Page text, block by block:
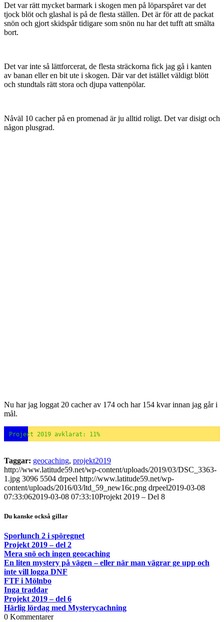
Det var rätt mycket barmark i skogen men på löparspåret var det
tjock blöt och glashal is på de flesta ställen. Det är för att de packat
snön och gjort skidspår tidigare som snön nu har det tufft att smälta
bort.
Det var inte så lättforcerat, de flesta sträckorna fick jag gå i kanten
av banan eller en bit ute i skogen. Där var det istället väldigt blött
och stundtals rätt stora och djupa vattenpölar.
Nåväl 10 cacher på en promenad är ju alltid roligt. Det var disigt och
någon plusgrad.
Nu har jag loggat 20 cacher av 174 och har 154 kvar innan jag går i
mål.
Project 2019 avklarat: 11%
Taggar: geocaching, projekt2019
http://www.latitude59.net/wp-content/uploads/2019/03/DSC_3363-
1.jpg 3096 5504 drpeel http://www.latitude59.net/wp-
content/uploads/2016/03/ltd_59_new16c.png drpeel2019-03-08
07:33:062019-03-08 07:33:10Projekt 2019 – Del 8
Du kanske också gillar
Sporlunch 2 i spöregnet
Projekt 2019 – del 2
Mera snö och ingen geocaching
En liten mystery på vägen – eller när man vägrar ge upp och
inte vill logga DNF
FTF i Mölnbo
Inga traddar
Projekt 2019 – del 6
Härlig lördag med Mysterycachning
0 Kommentarer